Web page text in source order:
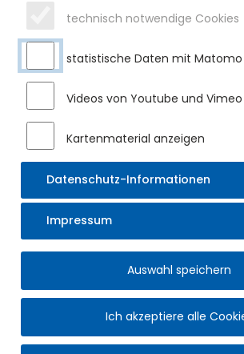
AUSBILDUNG
im Markt Sulzberg
Du suchst eine Ausbildungsstelle? Bewirb
der Gemeinde Sulzberg!
technisch notwendige Cookies
statistische Daten mit Matomo
Videos von Youtube und
Kartenmaterial anzeigen
Datenschutz-Informationen
Impressum
Auswahl speichern
Ich akzeptiere alle